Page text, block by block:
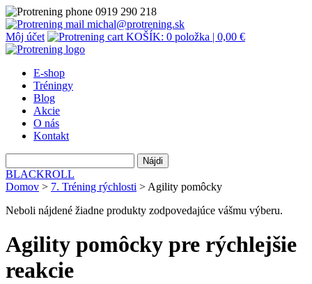
0919 290 218
michal@protrening.sk
Môj účet
KOŠÍK: 0 položka | 0,00 €
E-shop
Tréningy
Blog
Akcie
O nás
Kontakt
BLACKROLL
Domov > 7. Tréning rýchlosti > Agility pomôcky
Neboli nájdené žiadne produkty zodpovedajúce vášmu výberu.
Agility pomôcky pre rýchlejšie
reakcie